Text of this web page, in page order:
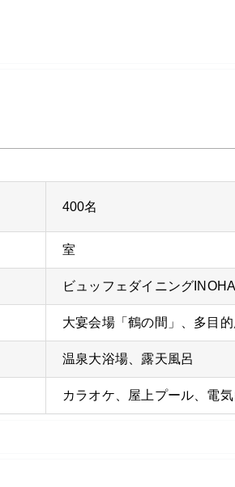
400名
室
ビュッフェダイニング
大宴会場「鶴の間」、多目
温泉大浴場、露天風呂
カラオケ、屋上プール、電